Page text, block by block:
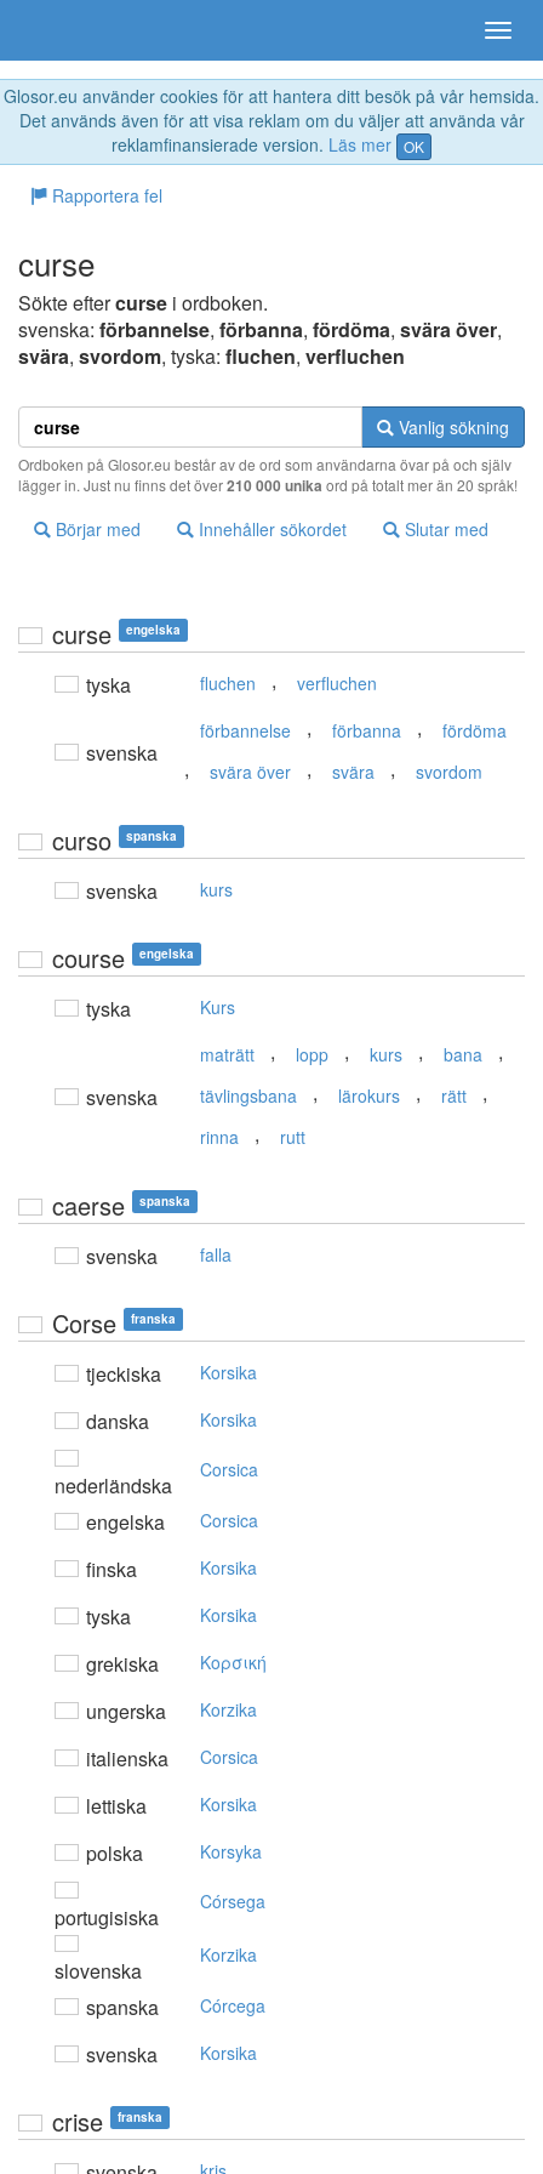
Glosor.eu använder cookies för att hantera ditt besök på vår hemsida.
Det används även för att visa reklam om du väljer att använda vår
reklamfinansierade version. Läs mer OK
Rapportera fel
curse
Sökte eftercurse i ordboken.
svenska: förbannelse, förbanna, fördöma, svära över,
svära, svordom, tyska: fluchen, verfluchen
Vanlig sökning
Ordboken på Glosor.eu består av de ord som användarna övar på och själv
lägger in. Just nu finns det över210 000 unika ord på totalt mer än 20 språk!
Börjar med Innehåller sökordet Slutar med
curse engelska
tyska fluchen , verfluchen
svenska
förbannelse , förbanna , fördöma
, svära över , svära , svordom
curso spanska
svenska kurs
course engelska
tyska Kurs
svenska
maträtt , lopp , kurs , bana ,
tävlingsbana , lärokurs , rätt ,
rinna , rutt
caerse spanska
svenska falla
Corse franska
tjeckiska Korsika
danska Korsika
nederländska
Corsica
engelska Corsica
finska Korsika
tyska Korsika
grekiska Koρσική
ungerska Korzika
italienska Corsica
lettiska Korsika
polska Korsyka
portugisiska
Córsega
slovenska
Korzika
spanska Córcega
svenska Korsika
crise franska